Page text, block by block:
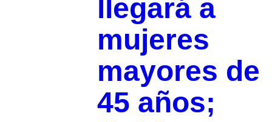
llegará a
mujeres
mayores de
45 años;